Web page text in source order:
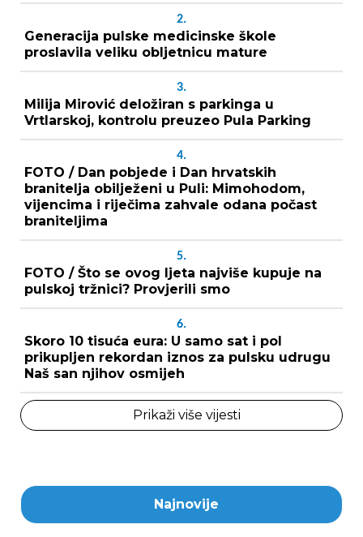
2.
Generacija pulske medicinske škole
proslavila veliku obljetnicu mature
3.
Milija Mirović deložiran s parkinga u
Vrtlarskoj, kontrolu preuzeo Pula Parking
4.
FOTO / Dan pobjede i Dan hrvatskih
branitelja obilježeni u Puli: Mimohodom,
vijencima i riječima zahvale odana počast
braniteljima
5.
FOTO / Što se ovog ljeta najviše kupuje na
pulskoj tržnici? Provjerili smo
6.
Skoro 10 tisuća eura: U samo sat i pol
prikupljen rekordan iznos za pulsku udrugu
Naš san njihov osmijeh
Prikaži više vijesti
Najnovije